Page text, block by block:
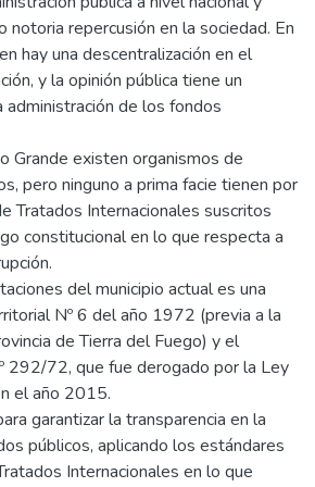
notoria repercusión en la sociedad. En
hay una descentralización en el
y la opinión pública tiene un
de los fondos
Grande existen organismos de
pero ninguno a prima facie tienen por
Tratados Internacionales suscritos
constitucional en lo que respecta a
del municipio actual es una
Nº 6 del año 1972 (previa a la
de Tierra del Fuego) y el
292/72, que fue derogado por la Ley
el año 2015.
garantizar la transparencia en la
públicos, aplicando los estándares
Internacionales en lo que